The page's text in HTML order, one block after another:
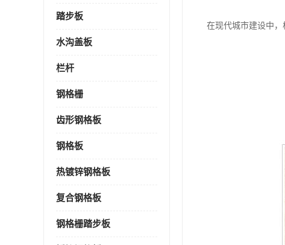
踏步板
水沟盖板
栏杆
钢格栅
齿形钢格板
钢格板
热镀锌钢格板
复合钢格板
钢格栅踏步板
在现代城市建设中，